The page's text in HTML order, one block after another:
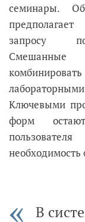
семинары.
запросу
Смешанные
Ключевыми
форм
необходимость
В